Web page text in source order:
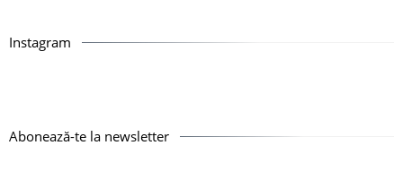
Instagram
Abonează-te la newsletter